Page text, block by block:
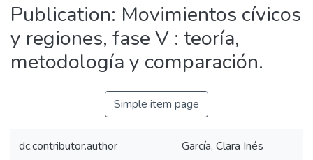
Publication: Movimientos cívicos
y regiones, fase V : teoría,
metodología y comparación.
Simple item page
dc.contributor.author García, Clara Inés